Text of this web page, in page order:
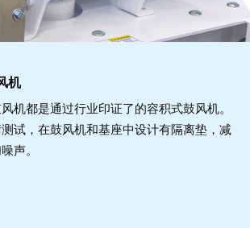
机
机都是通过行业印证了的容积式鼓风机。
试，在鼓风机和基座中设计有隔离垫，减
声。